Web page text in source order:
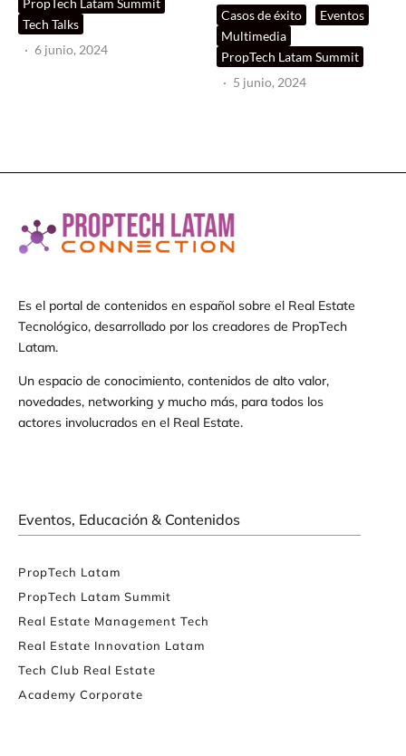
Tech Talks
· 6 junio, 2024
Casos de éxito
Eventos
Multimedia
PropTech Latam Summit
· 5 junio, 2024
Es el portal de contenidos en español sobre el Real Estate
Tecnológico, desarrollado por los creadores de PropTech
Latam.
Un espacio de conocimiento, contenidos de alto valor,
novedades, networking y mucho más, para todos los
actores involucrados en el Real Estate.
Eventos, Educación & Contenidos
PropTech Latam
PropTech Latam Summit
Real Estate Management Tech
Real Estate Innovation Latam
Tech Club Real Estate
Academy Corporate